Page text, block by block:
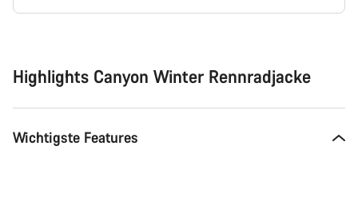
Highlights Canyon Winter Rennradjacke
Wichtigste Features